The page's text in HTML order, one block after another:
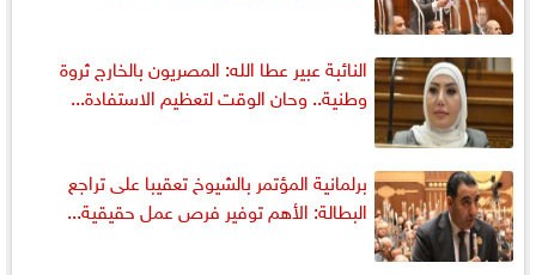
النائبة عبير عطا الله: المصريون بالخارج ثروة
وطنية.. وحان الوقت لتعظيم الاستفادة...
برلمانية المؤتمر بالشيوخ تعقيبا على تراجع
البطالة: الأهم توفير فرص عمل حقيقية...